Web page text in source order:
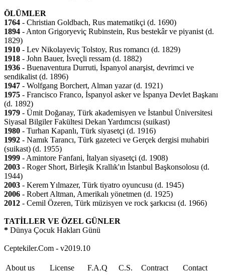
ÖLÜMLER
1764 - Christian Goldbach, Rus matematikçi (d. 1690)
1894 - Anton Grigoryeviç Rubinstein, Rus bestekâr ve piyanist (d.
1829)
1910 - Lev Nikolayeviç Tolstoy, Rus romancı (d. 1829)
1918 - John Bauer, İsveçli ressam (d. 1882)
1936 - Buenaventura Durruti, İspanyol anarşist, devrimci ve
sendikalist (d. 1896)
1947 - Wolfgang Borchert, Alman yazar (d. 1921)
1975 - Francisco Franco, İspanyol asker ve İspanya Devlet Başkanı
(d. 1892)
1979 - Ümit Doğanay, Türk akademisyen ve İstanbul Üniversitesi
Siyasal Bilgiler Fakültesi Dekan Yardımcısı (suikast)
1980 - Turhan Kapanlı, Türk siyasetçi (d. 1916)
1992 - Namık Tarancı, Türk gazeteci ve Gerçek dergisi muhabiri
(suikast) (d. 1955)
1999 - Amintore Fanfani, İtalyan siyasetçi (d. 1908)
2003 - Roger Short, Birleşik Krallık'ın İstanbul Başkonsolosu (d.
1944)
2003 - Kerem Yılmazer, Türk tiyatro oyuncusu (d. 1945)
2006 - Robert Altman, Amerikalı yönetmen (d. 1925)
2012 - Cemil Özeren, Türk müzisyen ve rock şarkıcısı (d. 1966)
TATİLLER VE ÖZEL GÜNLER
* Dünya Çocuk Hakları Günü
Ceptekiler.Com - v2019.10
About us License F.A.Q C.S. Contract Contact